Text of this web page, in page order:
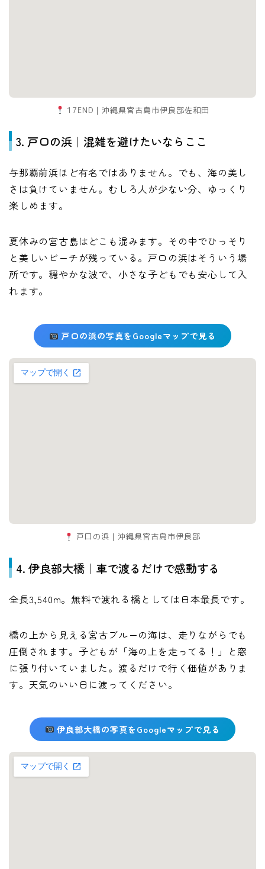
17END｜沖縄県宮古島市伊良部佐和田
3. 戸口の浜｜混雑を避けたいならここ
与那覇前浜ほど有名ではありません。でも、海の美し
さは負けていません。むしろ人が少ない分、ゆっくり
楽しめます。
夏休みの宮古島はどこも混みます。その中でひっそり
と美しいビーチが残っている。戸口の浜はそういう場
所です。穏やかな波で、小さな子どもでも安心して入
れます。
戸口の浜の写真をGoogleマップで見る
戸口の浜｜沖縄県宮古島市伊良部
4. 伊良部大橋｜車で渡るだけで感動する
全長3,540m。無料で渡れる橋としては日本最長です。
橋の上から見える宮古ブルーの海は、走りながらでも
圧倒されます。子どもが「海の上を走ってる！」と窓
に張り付いていました。渡るだけで行く価値がありま
す。天気のいい日に渡ってください。
伊良部大橋の写真をGoogleマップで見る